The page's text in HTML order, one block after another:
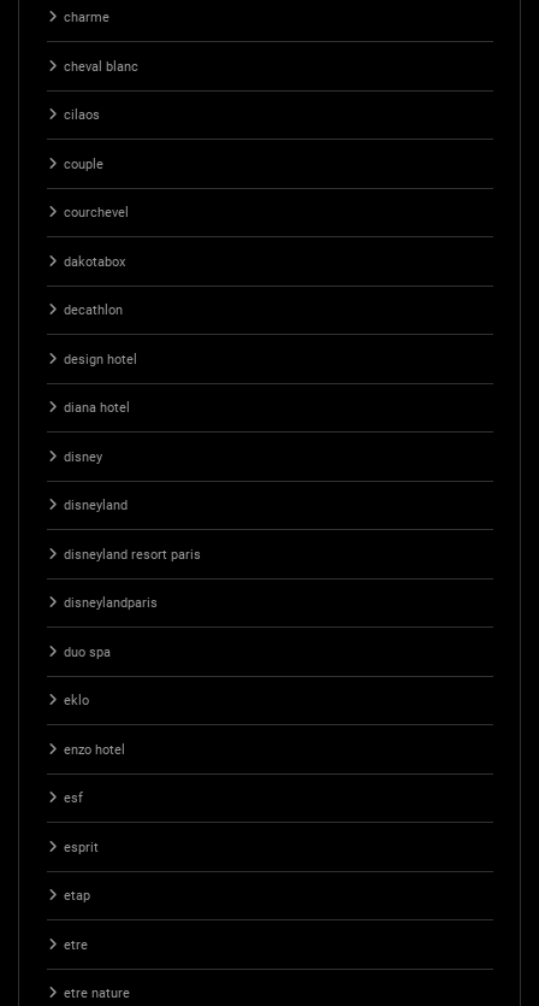
charme
cheval blanc
cilaos
couple
courchevel
dakotabox
decathlon
design hotel
diana hotel
disney
disneyland
disneyland resort paris
disneylandparis
duo spa
eklo
enzo hotel
esf
esprit
etap
etre
etre nature